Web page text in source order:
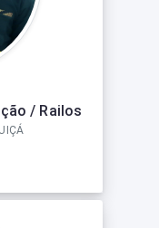
/ Railos